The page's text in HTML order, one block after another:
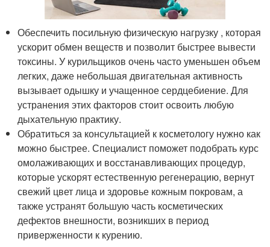
Обеспечить посильную физическую нагрузку , которая
ускорит обмен веществ и позволит быстрее вывести
токсины. У курильщиков очень часто уменьшен объем
легких, даже небольшая двигательная активность
вызывает одышку и учащенное сердцебиение. Для
устранения этих факторов стоит освоить любую
дыхательную практику.
Обратиться за консультацией к косметологу нужно как
можно быстрее. Специалист поможет подобрать курс
омолаживающих и восстанавливающих процедур,
которые ускорят естественную регенерацию, вернут
свежий цвет лица и здоровье кожным покровам, а
также устранят большую часть косметических
дефектов внешности, возникших в период
приверженности к курению.